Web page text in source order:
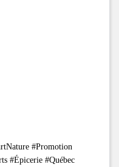
#Promotion
#Épicerie #Québec